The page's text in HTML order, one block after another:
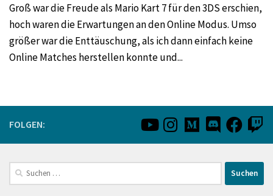
Groß war die Freude als Mario Kart 7 für den 3DS erschien,
hoch waren die Erwartungen an den Online Modus. Umso
größer war die Enttäuschung, als ich dann einfach keine
Online Matches herstellen konnte und...
FOLGEN:
Suchen
nach: